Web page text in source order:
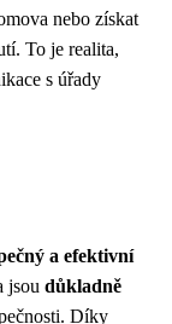
nebo získat
To je realita,
s úřady
a efektivní
jsou důkladně
Díky